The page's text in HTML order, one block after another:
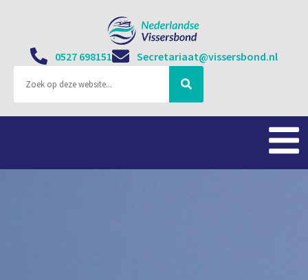
0527 698151 Secretariaat@vissersbond.nl